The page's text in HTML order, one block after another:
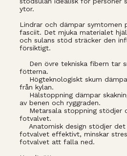
ytor.
Lindrar och dämpar symtomen
fasciit. Det mjuka materialet
och sulans stöd sträcker den
försiktigt.
Den övre tekniska fibern tar
fötterna.
Högteknologiskt skum
från kylan.
Hälstoppning dämpar
av benen och ryggraden.
Metarsala stoppning stödjer
fotvalvet.
Anatomisk design stödjer det
fotvalvet effektivt, minskar
fotvalvet att falla ned.